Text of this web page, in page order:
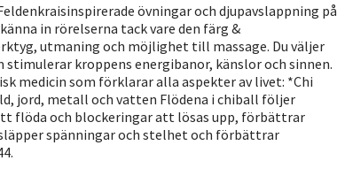
övningar och djupavslappning på
in rörelserna tack vare den färg &
utmaning och möjlighet till massage. Du väljer
kroppens energibanor, känslor och sinnen.
medicin som förklarar alla aspekter av livet: *Chi
jord, metall och vatten Flödena i chiball följer
flöda och blockeringar att lösas upp, förbättrar
spänningar och stelhet och förbättrar